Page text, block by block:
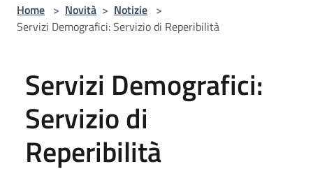
Home > Novità > Notizie >
Servizi Demografici: Servizio di Reperibilità
Servizi Demografici:
Servizio di
Reperibilità